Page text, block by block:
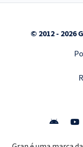
© 2012 - 2026